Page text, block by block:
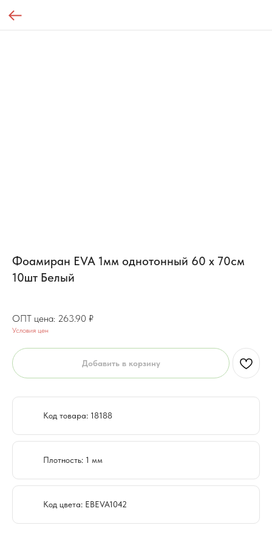
Фоамиран EVA 1мм однотонный 60 х 70см
10шт Белый
263.90 ₽
Условия цен
Добавить в корзину
Код товара: 18188
Плотность: 1 мм
Код цвета: EBEVA1042